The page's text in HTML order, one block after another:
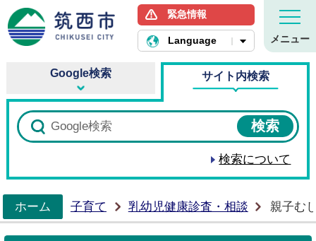
筑西市ホームページ
緊急情報
Language メニュー
Google検索 サイト内検索
検索について
ホーム
子育て 乳幼児健康診査・相談 親子む